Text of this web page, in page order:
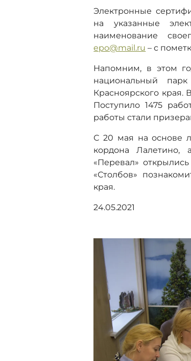
Электронные
на указанные
наименование
epo@mail.ru – с
Напомним, в этом
национальный
Красноярского края.
Поступило 1475
работы стали
С 20 мая на основе
кордона Лалетино,
«Перевал»
«Столбов»
края.
24.05.2021